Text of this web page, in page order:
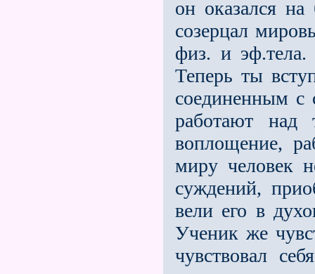
он оказался
созерцал
физ. и
Теперь ты
соединенным с
работают над
воплощение,
миру человек
суждений,
вели его в
Уче­ник же
чувствовал